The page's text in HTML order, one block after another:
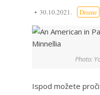
30.10.2021. Drame
Photo:
Ispod možete